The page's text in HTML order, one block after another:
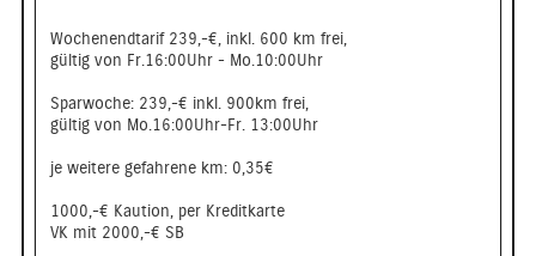
Wochenendtarif 239,-€, inkl. 600 km frei,
gültig von Fr.16:00Uhr - Mo.10:00Uhr
Sparwoche: 239,-€ inkl. 900km frei,
gültig von Mo.16:00Uhr-Fr. 13:00Uhr
je weitere gefahrene km: 0,35€
1000,-€ Kaution, per Kreditkarte
VK mit 2000,-€ SB